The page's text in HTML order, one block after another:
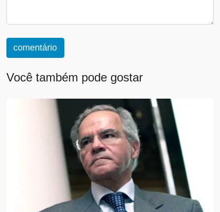
comentário
Você também pode gostar